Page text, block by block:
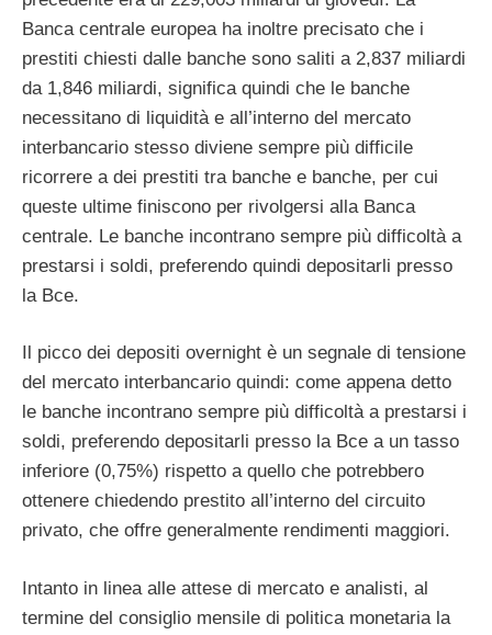
Banca centrale europea ha inoltre precisato che i
prestiti chiesti dalle banche sono saliti a 2,837 miliardi
da 1,846 miliardi, significa quindi che le banche
necessitano di liquidità e all’interno del mercato
interbancario stesso diviene sempre più difficile
ricorrere a dei prestiti tra banche e banche, per cui
queste ultime finiscono per rivolgersi alla Banca
centrale. Le banche incontrano sempre più difficoltà a
prestarsi i soldi, preferendo quindi depositarli presso
la Bce.
Il picco dei depositi overnight è un segnale di tensione
del mercato interbancario quindi: come appena detto
le banche incontrano sempre più difficoltà a prestarsi i
soldi, preferendo depositarli presso la Bce a un tasso
inferiore (0,75%) rispetto a quello che potrebbero
ottenere chiedendo prestito all’interno del circuito
privato, che offre generalmente rendimenti maggiori.
Intanto in linea alle attese di mercato e analisti, al
termine del consiglio mensile di politica monetaria la